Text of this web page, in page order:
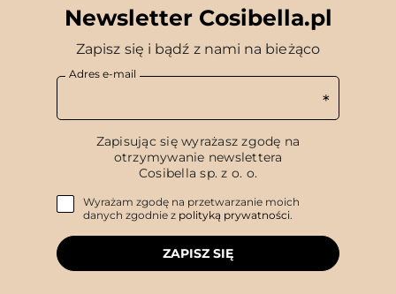
Newsletter Cosibella.pl
Zapisz się i bądź z nami na bieżąco
Adres e-mail
Zapisując się wyrażasz zgodę na
otrzymywanie newslettera
Cosibella sp. z o. o.
Wyrażam zgodę na przetwarzanie moich
danych zgodnie z polityką prywatności.
ZAPISZ SIĘ